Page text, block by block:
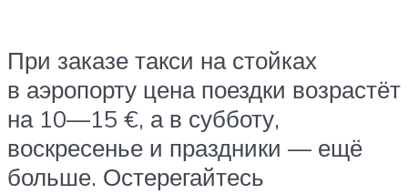
При заказе такси на стойках
в аэропорту цена поездки возрастёт
на 10—15 €, а в субботу,
воскресенье и праздники — ещё
больше. Остерегайтесь